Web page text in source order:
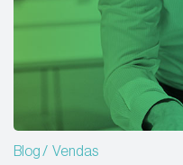
Blog Vendas